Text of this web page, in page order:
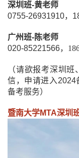
深圳班-黄老师
0755-26931910，
广州班-陈老师
020-85221566，
（请欲报考深圳
信，申请进入 2024
备考服务）
暨南大学MTA深圳